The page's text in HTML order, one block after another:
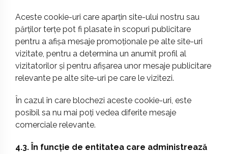
Aceste cookie-uri care aparțin site-ului nostru sau
părților terțe pot fi plasate în scopuri publicitare
pentru a afișa mesaje promoționale pe alte site-uri
vizitate, pentru a determina un anumit profil al
vizitatorilor și pentru afișarea unor mesaje publicitare
relevante pe alte site-uri pe care le vizitezi.
În cazul în care blochezi aceste cookie-uri, este
posibil sa nu mai poți vedea diferite mesaje
comerciale relevante.
4.3. În funcție de entitatea care administrează